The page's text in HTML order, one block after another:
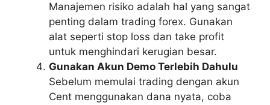
Manajemen risiko adalah hal yang sangat
penting dalam trading forex. Gunakan
alat seperti stop loss dan take profit
untuk menghindari kerugian besar.
Gunakan Akun Demo Terlebih Dahulu
Sebelum memulai trading dengan akun
Cent menggunakan dana nyata, coba